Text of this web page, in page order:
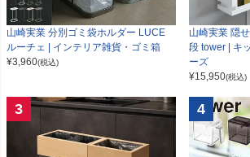
山崎実業 分別ゴミ袋ホルダー LUCE
ルーチェ | インテリア雑貨・ゴミ箱
¥3,960(税込)
山崎実業 隠
段 tower | キ
ーズ
¥15,950(税込)
3 4